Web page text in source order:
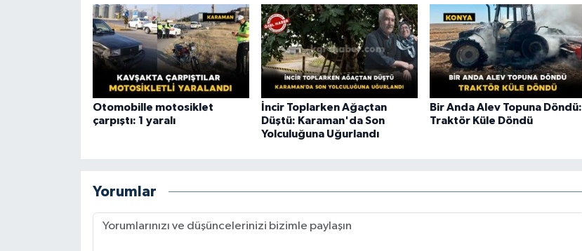
Otomobille motosiklet
çarpıştı: 1 yaralı
İncir Toplarken Ağaçtan
Düştü: Karaman'da Son
Yolculuğuna Uğurlandı
Bir Anda Alev Topuna Döndü:
Traktör Küle Döndü
Yorumlar